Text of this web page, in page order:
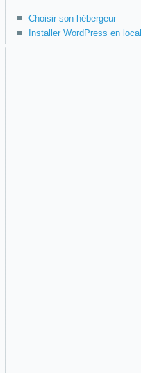
Choisir son hébergeur
Installer WordPress en local